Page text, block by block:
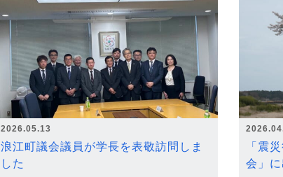
2026.05.13
浪江町議会議員が学長を表敬訪問しま
した
「震
会」